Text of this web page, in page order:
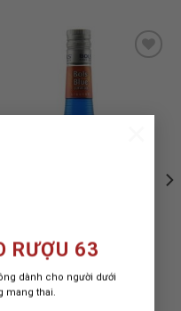
RƯỢU 63
dành cho người dưới
mang thai.
RƯỢU BOLS BLUE
CURACAO